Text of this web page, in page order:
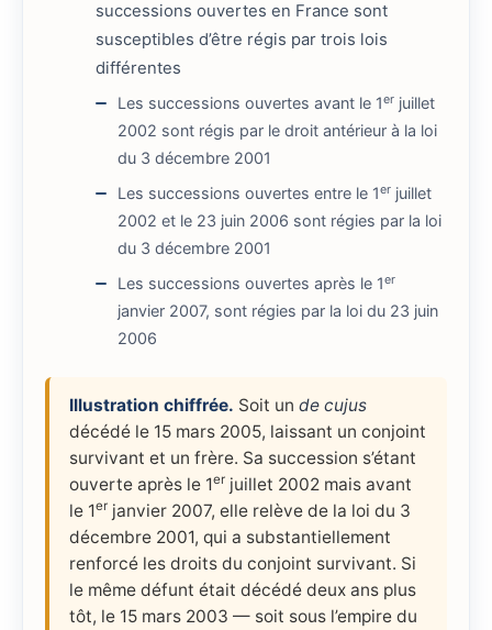
successions ouvertes en France sont
susceptibles d’être régis par trois lois
différentes
Les successions ouvertes avant le 1er juillet
2002 sont régis par le droit antérieur à la loi
du 3 décembre 2001
Les successions ouvertes entre le 1er juillet
2002 et le 23 juin 2006 sont régies par la loi
du 3 décembre 2001
Les successions ouvertes après le 1er
janvier 2007, sont régies par la loi du 23 juin
2006
Illustration chiffrée. Soit un de cujus
décédé le 15 mars 2005, laissant un conjoint
survivant et un frère. Sa succession s’étant
ouverte après le 1er juillet 2002 mais avant
le 1er janvier 2007, elle relève de la loi du 3
décembre 2001, qui a substantiellement
renforcé les droits du conjoint survivant. Si
le même défunt était décédé deux ans plus
tôt, le 15 mars 2003 — soit sous l’empire du